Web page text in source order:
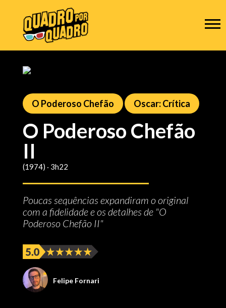
O Poderoso Chefão Oscar: Crítica
O Poderoso Chefão
II
(1974) ‧ 3h22
Poucas sequências expandiram o original
com a fidelidade e os detalhes de "O
Poderoso Chefão II"
Felipe Fornari